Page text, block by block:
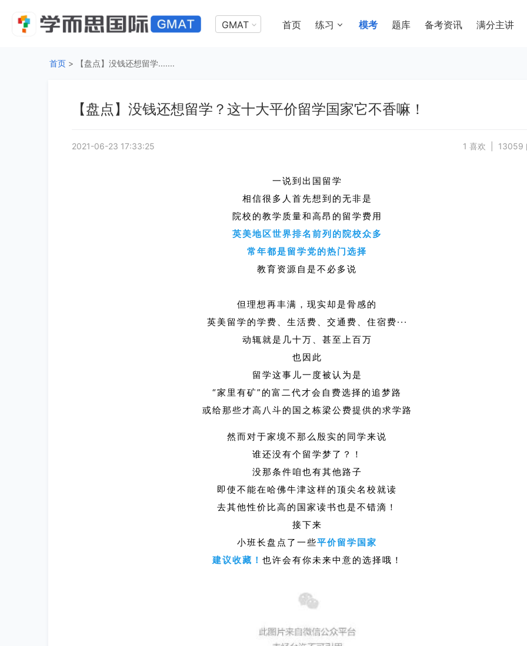
GMAT 首页 练习 模考 题库 备考资讯 满分主讲
首页 > 【盘点】没钱还想留学.......
【盘点】没钱还想留学？这十大平价留学国家它不香嘛！
2021-06-23 17:33:25 1 喜欢 | 13059
一说到出国留学
相信很多人首先想到的无非是
院校的教学质量和高昂的留学费用
英美地区世界排名前列的院校众多
常年都是留学党的热门选择
教育资源自是不必多说
但理想再丰满，现实却是骨感的
英美留学的学费、生活费、交通费、住宿费···
动辄就是几十万、甚至上百万
也因此
留学这事儿一度被认为是
“家里有矿”的富二代才会自费选择的追梦路
或给那些才高八斗的国之栋梁公费提供的求学路
然而对于家境不那么殷实的同学来说
谁还没有个留学梦了？！
没那条件咱也有其他路子
即使不能在哈佛牛津这样的顶尖名校就读
去其他性价比高的国家读书也是不错滴！
接下来
小班长盘点了一些平价留学国家
建议收藏！ 也许会有你未来中意的选择哦！